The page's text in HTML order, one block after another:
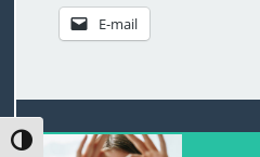
ATTIVA/DISATTIVA ALTO
C
E-mail